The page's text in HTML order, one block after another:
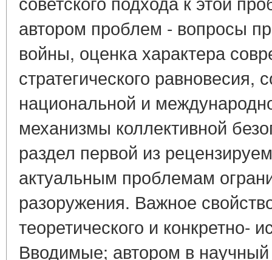
автором проблем - вопросы
войны, оценка характера
стратегического
национальной и
механизмы коллективной
раздел первой из
актуальным проблемам
разоружения. Важное
теоретического и конкретно-
Вводимые; автором в научный